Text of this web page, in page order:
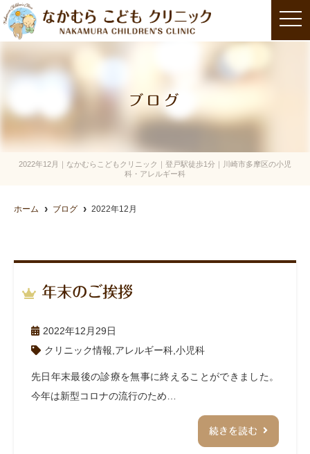
t
o
i
ブログ
2022年12月｜なかむらこどもクリニック｜登戸駅徒歩1分｜川崎市多摩区の小児
科・アレルギー科
ホーム ブログ 2022年12月
年末のご挨拶
2022年12月29日
クリニック情報 アレルギー科 小児科
先日年末最後の診療を無事に終えることができました。
今年は新型コロナの流行のため…
続きを読む